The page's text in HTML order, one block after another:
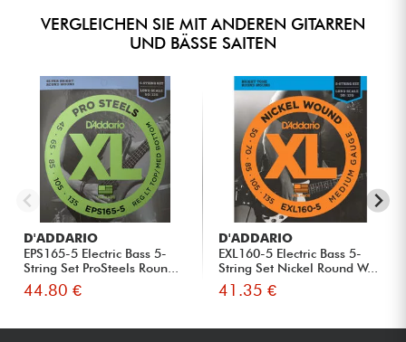
VERGLEICHEN SIE MIT ANDEREN GITARREN
UND BÄSSE SAITEN
D'ADDARIO
EPS165-5 Electric Bass 5-
String Set ProSteels Roun...
44.80 €
D'ADDARIO
EXL160-5 Electric Bass 5-
String Set Nickel Round W...
41.35 €